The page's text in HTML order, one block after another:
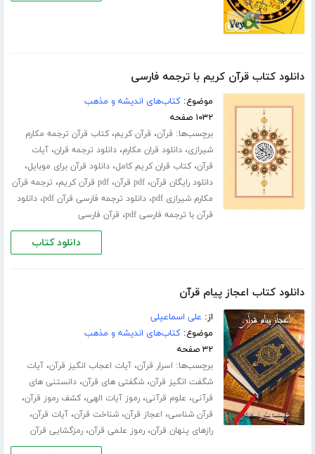
دانلود کتاب قرآن کریم با ترجمه فارسی
موضوع:کتاب‌های اندیشه و مذهب
۱۰۳۲ صفحه
برچسب‌ها: قرآن، قرآن کریم،کتاب قرآن ترجمه مکارم
شیرازی،دانلود قران مکارم،دانلود ترجمه قران،آیات
قرآن،کتاب قران کریم کامل،دانلود قرآن برای موبایل،
دانلود رایگان قرآن،pdf قرآن ،pdf قرآن کریم ، ترجمه قرآن
مکارم شیرازی pdf
،دانلود ترجمه فارسی قرآن pdf ،دانلود
قرآن با ترجمه فارسی pdf
، قرآن فارسی
دانلود کتاب
دانلود کتاب اعجاز پیام قرآن
از: علی اسماعیلی
موضوع:کتاب‌های اندیشه و مذهب
۳۲ صفحه
برچسب‌ها: اسرار قرآن،آیات اعجاب انگیز قرآن،آیات
شگفت انگیز قرآن،شگفتی های قرآن،دانستنی های
قرآنی، علوم قرآنی،رموز آیات الهی،کشف رموز قرآن،
قرآن شناسی، اعجاز قرآن،شناخت قرآن،آیات قرآن،
رازهای پنهان قرآن،رموز علمی قرآن،رمزگشایی قرآن